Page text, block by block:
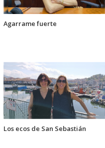
Agarrame fuerte
Los ecos de San Sebastián